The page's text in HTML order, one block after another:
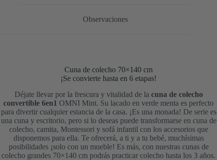
Observaciones
Cuna de colecho 70×140 cm
¡Se convierte hasta en 6 etapas!
Déjate llevar por la frescura y vitalidad de la cuna de colecho
convertible 6en1 OMNI Mint. Su lacado en verde menta es perfecto
para divertir cualquier estancia de la casa. ¡Es una monada! De serie es
una cuna y escritorio, pero si lo deseas puede transformarse en cuna de
colecho, camita, Montessori y sofá infantil con los accesorios que
disponemos para ella. Te ofrecerá, a ti y a tu bebé, muchísimas
posibilidades ¡solo con un mueble! Es más, con nuestras cunas de
colecho grandes 70×140 cm podrás practicar colecho hasta los 3 años.